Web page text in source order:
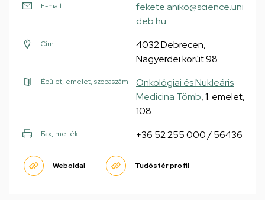
E-mail
fekete.aniko@science.uni
deb.hu
Cím
4032 Debrecen,
Nagyerdei körút 98.
Épület, emelet, szobaszám
Onkológiai és Nukleáris
Medicina Tömb, 1. emelet,
108
Fax, mellék +36 52 255 000 / 56436
Weboldal Tudóstér profil